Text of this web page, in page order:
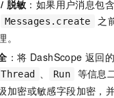
脱敏 ：如果用户消息包
Messages.create
之
：将 DashScope 返回的
Thread Run
等信息
加密或敏感字段加密，